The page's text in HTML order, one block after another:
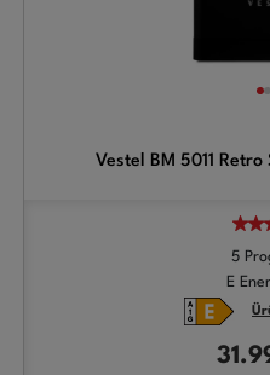
Vestel BM 5011 Retro
5
E